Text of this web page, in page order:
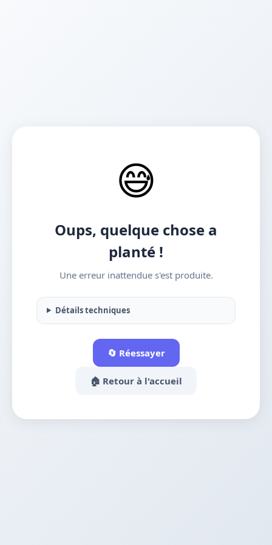
😅
Oups, quelque chose a
planté !
Une erreur inattendue s'est produite.
Détails techniques
🔄 Réessayer
🏠 Retour à l'accueil